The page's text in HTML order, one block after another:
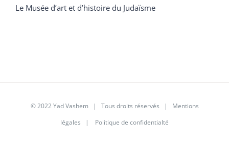
Le Musée d’art et d’histoire du Judaïsme
© 2022 Yad Vashem | Tous droits réservés | Mentions
légales | Politique de confidentialté